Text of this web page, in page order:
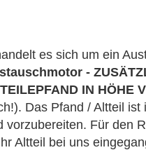
es sich um ein
-
IN HÖHE
Das Pfand / Altteil ist
vorzubereiten. Für den
Altteil bei uns